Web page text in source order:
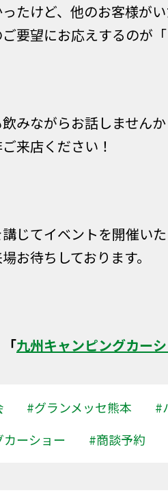
たけど、他のお客様が
要望にお応えするのが「
みながらお話しません
来店ください！
じてイベントを開催いた
お待ちしております。
「九州キャンピングカー
#グランメッセ熊本
#
ーショー
#商談予約